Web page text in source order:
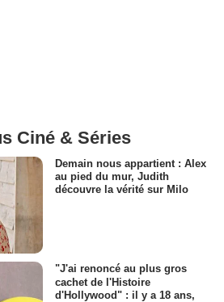
Ciné & Séries
Demain nous appartient : Alex
au pied du mur, Judith
découvre la vérité sur Milo
"J'ai renoncé au plus gros
cachet de l'Histoire
d'Hollywood" : il y a 18 ans,